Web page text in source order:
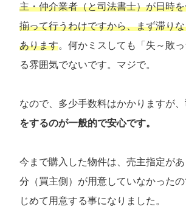
主・仲介業者（と司法書士）が日時
揃って行うわけですから、まず滞り
あります。何かミスしても「失～敗
る雰囲気でないです。マジで。
なので、多少手数料はかかりますが、
をするのが一般的で安心です。
今まで購入した物件は、売主指定が
分（買主側）が用意していなかった
じめて用意する事になりました。